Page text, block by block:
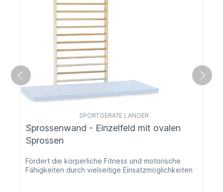
SPORTGERÄTE LANGER
Sprossenwand - Einzelfeld mit ovalen
Sprossen
Fördert die körperliche Fitness und motorische
Fähigkeiten durch vielseitige Einsatzmöglichkeiten